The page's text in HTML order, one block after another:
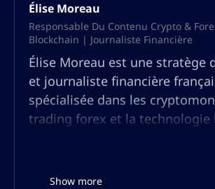
Élise Moreau
Responsable Du Contenu Crypto &
Blockchain | Journaliste Financière
Élise Moreau est une stratège
et journaliste financière
spécialisée dans les
trading forex et la technologie
analysé les tendances du
Show more